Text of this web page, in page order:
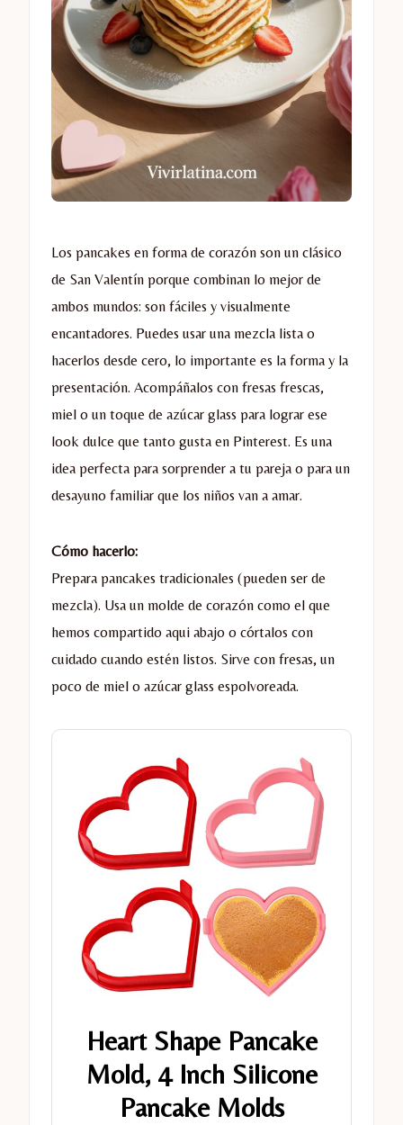
Los pancakes en forma de corazón son un clásico
de San Valentín porque combinan lo mejor de
ambos mundos: son fáciles y visualmente
encantadores. Puedes usar una mezcla lista o
hacerlos desde cero, lo importante es la forma y la
presentación. Acompáñalos con fresas frescas,
miel o un toque de azúcar glass para lograr ese
look dulce que tanto gusta en Pinterest. Es una
idea perfecta para sorprender a tu pareja o para un
desayuno familiar que los niños van a amar.
Cómo hacerlo:
Prepara pancakes tradicionales (pueden ser de
mezcla). Usa un molde de corazón como el que
hemos compartido aqui abajo o córtalos con
cuidado cuando estén listos. Sirve con fresas, un
poco de miel o azúcar glass espolvoreada.
Heart Shape Pancake
Mold, 4 Inch Silicone
Pancake Molds